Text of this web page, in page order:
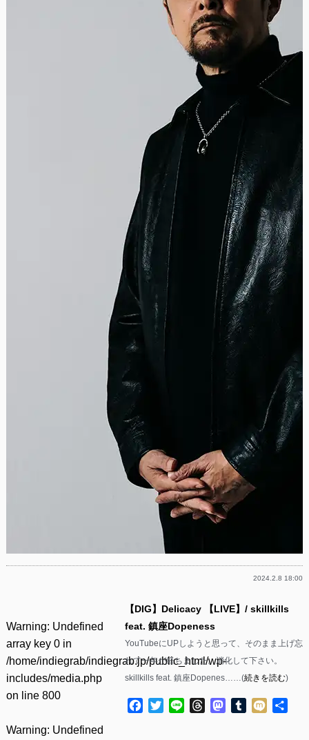
2024.2.8 18:00
Warning: Undefined
array key 0 in
/home/indiegrab/indiegrab.jp/public_html/wp-
includes/media.php
on line 800
Warning: Undefined
【DIG】Delicacy 【LIVE】/ skillkills
feat. 鎮座Dopeness
YouTubeにUPしようと思って、そのまま上げ忘
れて一年が経ちました。消化して下さい。
skillkills feat. 鎮座Dopenes……(続きを読む)
Facebook
TwitterLine ThreadsMastodon
Tumblr
Mixi